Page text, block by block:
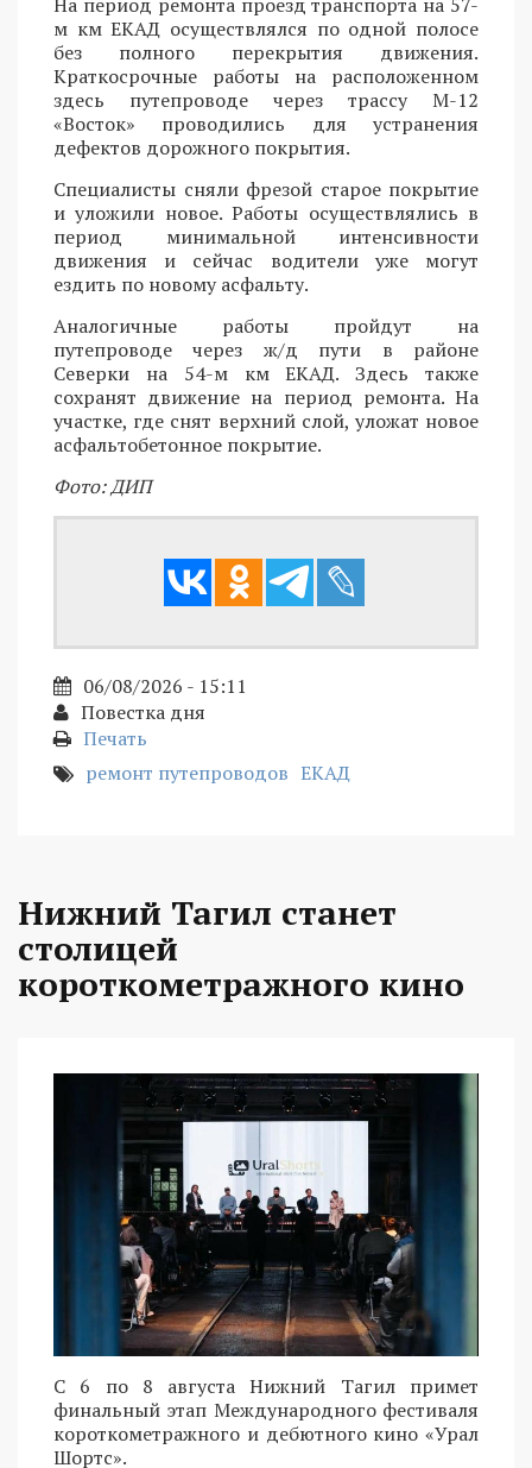
м км ЕКАД осуществлялся по одной полосе
без полного перекрытия движения.
Краткосрочные работы на расположенном
здесь путепроводе через трассу М-12
«Восток» проводились для устранения
дефектов дорожного покрытия.
Специалисты сняли фрезой старое покрытие
и уложили новое. Работы осуществлялись в
период минимальной интенсивности
движения и сейчас водители уже могут
ездить по новому асфальту.
Аналогичные работы пройдут на
путепроводе через ж/д пути в районе
Северки на 54-м км ЕКАД. Здесь также
сохранят движение на период ремонта. На
участке, где снят верхний слой, уложат новое
асфальтобетонное покрытие.
Фото: ДИП
06/08/2026 - 15:11
Повестка дня
Печать
ремонт путепроводов ЕКАД
Нижний Тагил станет
столицей
короткометражного кино
С 6 по 8 августа Нижний Тагил примет
финальный этап Международного фестиваля
короткометражного и дебютного кино «Урал
Шортс».